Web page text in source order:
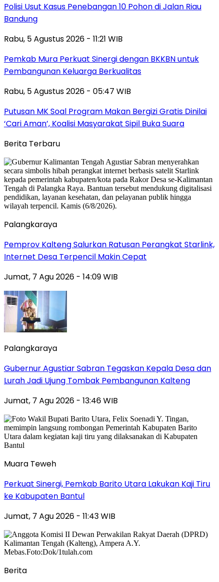
Polisi Usut Kasus Penebangan 10 Pohon di Jalan Riau
Bandung
Rabu, 5 Agustus 2026 - 11:21 WIB
Pemkab Mura Perkuat Sinergi dengan BKKBN untuk
Pembangunan Keluarga Berkualitas
Rabu, 5 Agustus 2026 - 05:47 WIB
Putusan MK Soal Program Makan Bergizi Gratis Dinilai
‘Cari Aman’, Koalisi Masyarakat Sipil Buka Suara
Berita Terbaru
Palangkaraya
Pemprov Kalteng Salurkan Ratusan Perangkat Starlink,
Internet Desa Terpencil Makin Cepat
Jumat, 7 Agu 2026 - 14:09 WIB
Palangkaraya
Gubernur Agustiar Sabran Tegaskan Kepala Desa dan
Lurah Jadi Ujung Tombak Pembangunan Kalteng
Jumat, 7 Agu 2026 - 13:46 WIB
Muara Teweh
Perkuat Sinergi, Pemkab Barito Utara Lakukan Kaji Tiru
ke Kabupaten Bantul
Jumat, 7 Agu 2026 - 11:43 WIB
Berita